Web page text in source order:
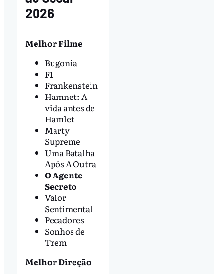
2026
Melhor Filme
Bugonia
F1
Frankenstein
Hamnet: A
vida antes de
Hamlet
Marty
Supreme
Uma Batalha
Após A Outra
O Agente
Secreto
Valor
Sentimental
Pecadores
Sonhos de
Trem
Melhor Direção